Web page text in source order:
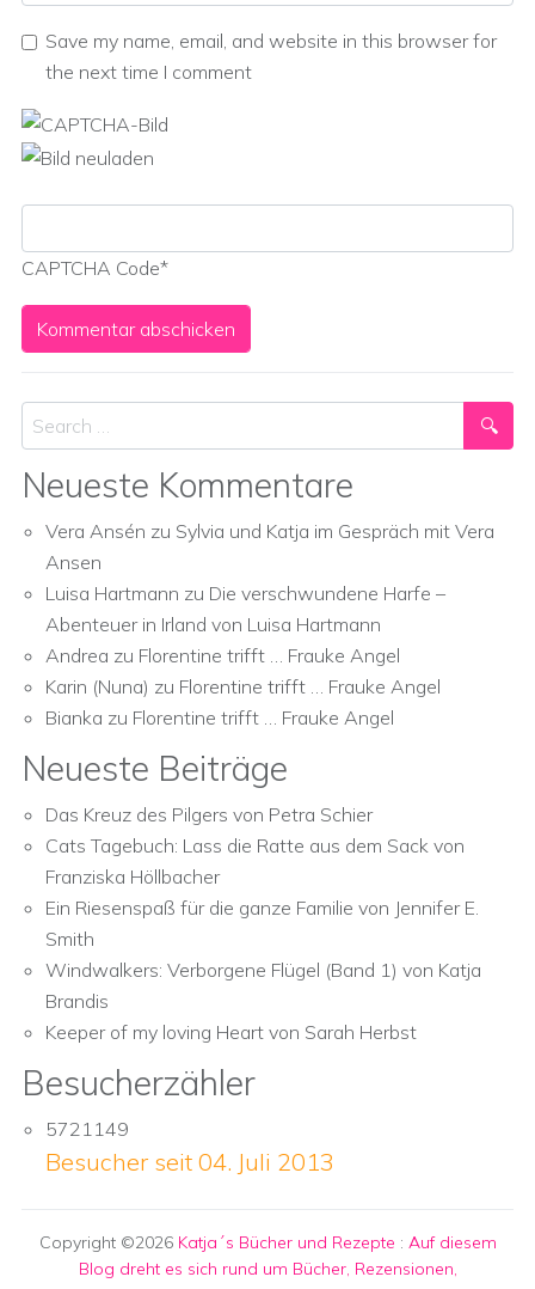
Save my name, email, and website in this browser for
the next time I comment
CAPTCHA Code*
Search
Neueste Kommentare
Vera Ansén zu Sylvia und Katja im Gespräch mit Vera
Ansen
Luisa Hartmann zu Die verschwundene Harfe –
Abenteuer in Irland von Luisa Hartmann
Andrea zu Florentine trifft … Frauke Angel
Karin (Nuna) zu Florentine trifft … Frauke Angel
Bianka zu Florentine trifft … Frauke Angel
Neueste Beiträge
Das Kreuz des Pilgers von Petra Schier
Cats Tagebuch: Lass die Ratte aus dem Sack von
Franziska Höllbacher
Ein Riesenspaß für die ganze Familie von Jennifer E.
Smith
Windwalkers: Verborgene Flügel (Band 1) von Katja
Brandis
Keeper of my loving Heart von Sarah Herbst
Besucherzähler
5721149
Besucher seit 04. Juli 2013
Copyright ©2026 Katja´s Bücher und Rezepte : Auf diesem
Blog dreht es sich rund um Bücher, Rezensionen,